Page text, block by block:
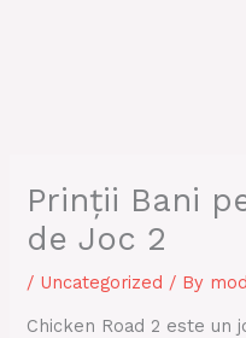
Prinții Bani
de Joc 2
/ Uncategorized / By
Chicken Road 2 este un